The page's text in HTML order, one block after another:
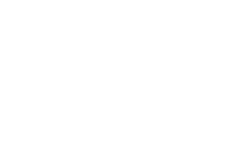
telles offres. Ainsi, une remise supplémentaire peut
les soldes en ligne réservent d'excellentes surprises.
tout vu. En effet, il arrive assez souvent que les frais de
l'obligation d'un minimum de commande. De quoi faire